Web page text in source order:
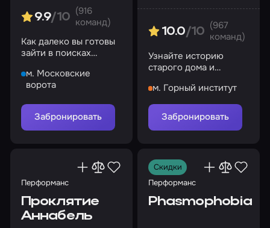
9.9/10
(916
команд)
Как далеко вы готовы
зайти в поисках
м. Московские
ворота
Забронировать
10.0/10
(967
команд)
Узнайте историю
старого дома и
потустороннему
м. Горный институт
Забронировать
Перформанс
Проклятие
Аннабель
Скидки
Перформанс
Phasmophobia